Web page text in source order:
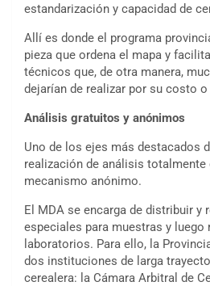
estandarización y capacidad de
Allí es donde el programa
pieza que ordena el mapa y
técnicos que, de otra manera,
dejarían de realizar por su costo
Análisis gratuitos y anónimos
Uno de los ejes más destacados
realización de análisis
mecanismo anónimo.
El MDA se encarga de distribuir y
especiales para muestras y
laboratorios. Para ello, la
dos instituciones de larga
cerealera: la Cámara Arbitral de